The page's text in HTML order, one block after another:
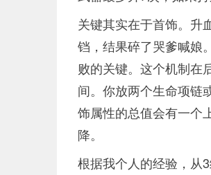
关键其实在于首饰。升
铛，结果碎了哭爹喊娘
败的关键。这个机制在
间。你放两个生命项链
饰属性的总值会有一个
降。
根据我个人的经验，从